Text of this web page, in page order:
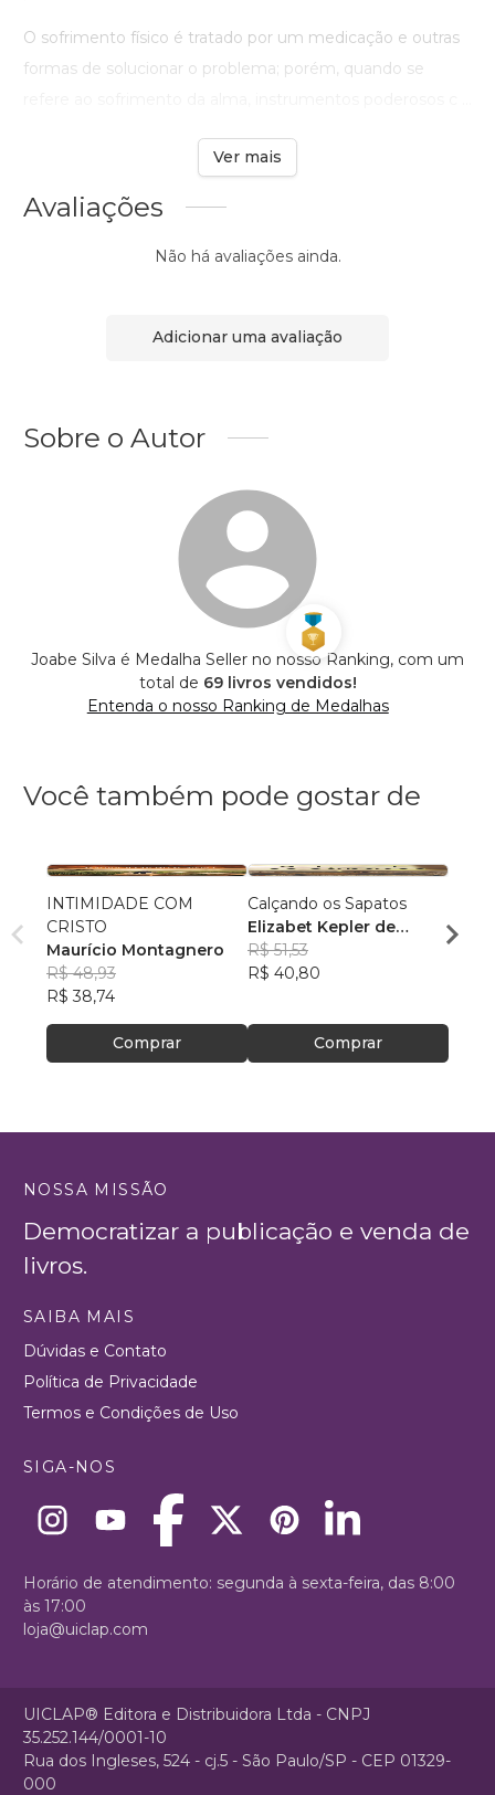
O sofrimento físico é tratado por um medicação e outras
formas de solucionar o problema; porém, quando se
Ver mais
Avaliações
Não há avaliações ainda.
Adicionar uma avaliação
Sobre o Autor
Joabe Silva é Medalha Seller no nosso Ranking, com um
total de 69 livros vendidos!
Entenda o nosso Ranking de Medalhas
Você também pode gostar de
INTIMIDADE COM
CRISTO
Maurício Montagnero
R$ 48,93
R$ 38,74
Comprar
Calçando os Sapatos
Elizabet Kepler de
Andrade
R$ 51,53
R$ 40,80
Comprar
NOSSA MISSÃO
Democratizar a publicação e venda de
livros.
SAIBA MAIS
Dúvidas e Contato
Política de Privacidade
Termos e Condições de Uso
SIGA-NOS
Horário de atendimento: segunda à sexta-feira, das 8:00
às 17:00
loja@uiclap.com
UICLAP® Editora e Distribuidora Ltda - CNPJ
35.252.144/0001-10
Rua dos Ingleses, 524 - cj.5 - São Paulo/SP - CEP 01329-
000